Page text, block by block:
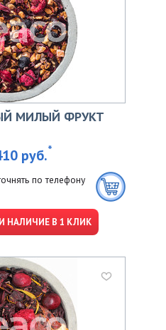
МИЛЫЙ ФРУКТ
руб.*
по телефону
НАЛИЧИЕ В 1 КЛИК